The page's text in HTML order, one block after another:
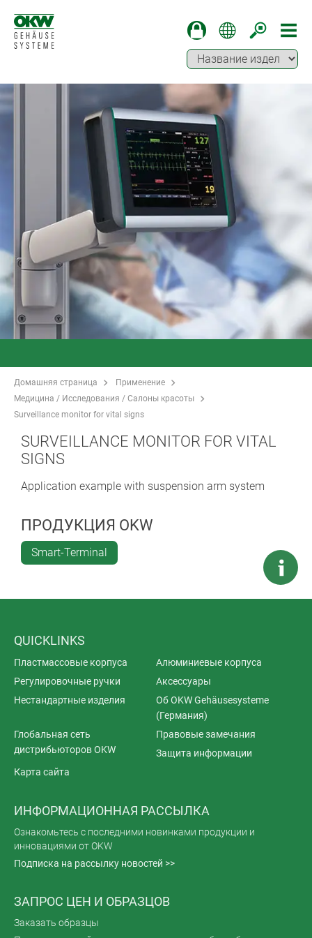
Домашняя страница
Применение
Медицина / Исследования / Салоны красоты
Surveillance monitor for vital signs
SURVEILLANCE MONITOR FOR VITAL
SIGNS
Application example with suspension arm system
ПРОДУКЦИЯ OKW
Smart-Terminal
QUICKLINKS
Пластмассовые корпуса
Алюминиевые корпуса
Регулировочные ручки
Аксессуары
Нестандартные изделия
Об OKW Gehäusesysteme
(Германия)
Глобальная сеть
дистрибьюторов OKW
Правовые замечания
Защита информации
Карта сайта
ИНФОРМАЦИОННАЯ РАССЫЛКА
Ознакомьтесь с последними новинками продукции и
инновациями от OKW
Подписка на рассылку новостей >>
ЗАПРОС ЦЕН И ОБРАЗЦОВ
Заказать образцы